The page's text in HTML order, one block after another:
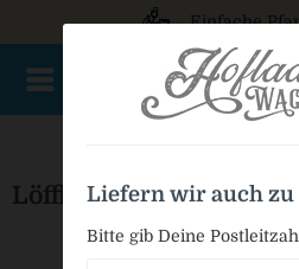
Einfache
Löffler Faden-Nudeln
Liefern wir auch zu
Bitte gib Deine